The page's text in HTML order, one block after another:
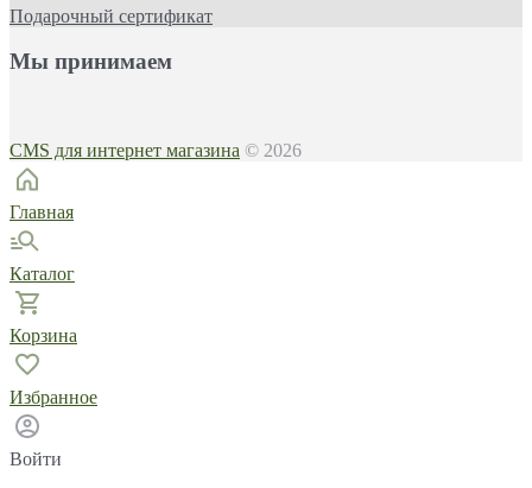
Подарочный сертификат
Мы принимаем
CMS для интернет магазина © 2026
Главная
Каталог
Корзина
Избранное
Войти